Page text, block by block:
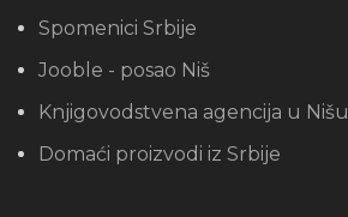
Spomenici Srbije
Jooble - posao Niš
Knjigovodstvena agencija u Nišu
Domaći proizvodi iz Srbije